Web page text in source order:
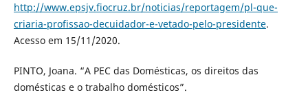
http://www.epsjv.fiocruz.br/noticias/reportagem/pl-que-
criaria-profissao-decuidador-e-vetado-pelo-presidente.
Acesso em 15/11/2020.
PINTO, Joana. “A PEC das Domésticas, os direitos das
domésticas e o trabalho domésticos”.